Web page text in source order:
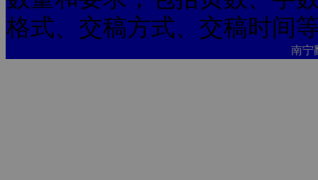
格式、交稿方式、交稿时间
南宁